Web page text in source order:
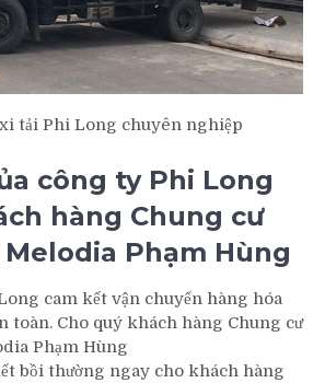
tải Phi Long chuyên nghiệp
công ty Phi Long
hàng Chung cư
Phạm Hùng
cam kết vận chuyển hàng hóa
toàn. Cho quý khách hàng Chung cư
Phạm Hùng
bồi thường ngay cho khách hàng